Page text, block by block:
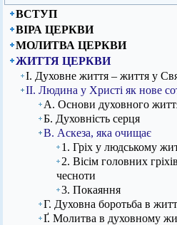
ВСТУП
ВІРА ЦЕРКВИ
МОЛИТВА ЦЕРКВИ
ЖИТТЯ ЦЕРКВИ
І. Духовне життя – життя у
ІІ. Людина у Христі як нове
А. Основи духовного
Б. Духовність серця
В. Аскеза, яка очищає
1. Гріх у людському
2. Вісім головних
чесноти
3. Покаяння
Г. Духовна боротьба в
Ґ. Молитва в духовному